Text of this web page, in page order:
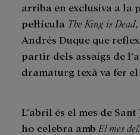
arriba en exclusiva a la
pel·lícula The King is Dead
Andrés Duque que
partir dels assaigs de
dramaturg texà va fer el
L’abril és el mes de
ho celebra amb El mes